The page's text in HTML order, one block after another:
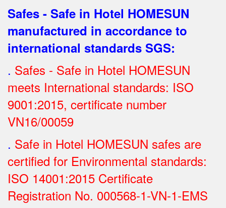
Safes - Safe in Hotel HOMESUN
manufactured in accordance to
international standards SGS:
. Safes - Safe in Hotel HOMESUN
meets International standards: ISO
9001:2015, certificate number
VN16/00059
. Safe in Hotel HOMESUN safes are
certified for Environmental standards:
ISO 14001:2015 Certificate
Registration No. 000568-1-VN-1-EMS